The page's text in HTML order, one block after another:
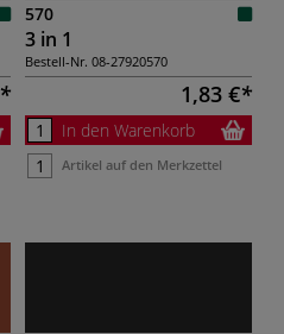
570
3 in 1
Bestell-Nr. 08-27920570
1,83 €
In den Warenkorb
Artikel auf den Merkzettel